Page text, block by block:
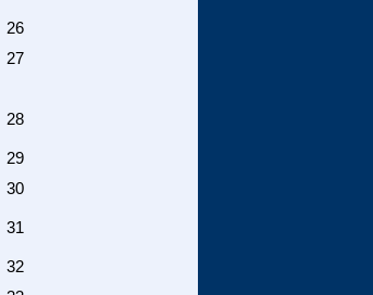
26
27
28
29
30
31
32